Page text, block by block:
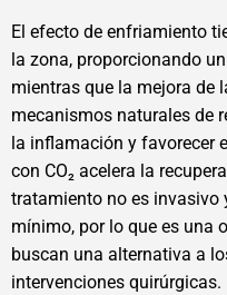
El efecto de enfriamiento
la zona, proporcionando
mientras que la mejora de
mecanismos naturales de
la inflamación y favorecer
con CO₂ acelera la
tratamiento no es invasivo
mínimo, por lo que es una
buscan una alternativa a
intervenciones quirúrgicas.